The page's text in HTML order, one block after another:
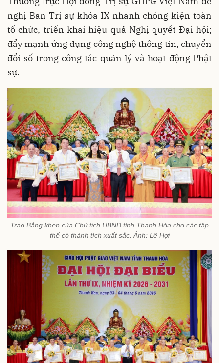
nghị Ban Trị sự khóa IX nhanh chóng kiện toàn
tổ chức, triển khai hiệu quả Nghị quyết Đại hội;
đẩy mạnh ứng dụng công nghệ thông tin, chuyển
đổi số trong công tác quản lý và hoạt động Phật
sự.
Trao Bằng khen của Chủ tịch UBND tỉnh Thanh Hóa cho các tập
thể có thành tích xuất sắc. Ảnh: Lê Hợi